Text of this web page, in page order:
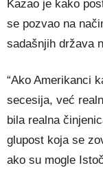
Kazao je kako
se pozvao na
sadašnjih država
“Ako Amerikanci
secesija, već
bila realna
glupost koja se
ako su mogle